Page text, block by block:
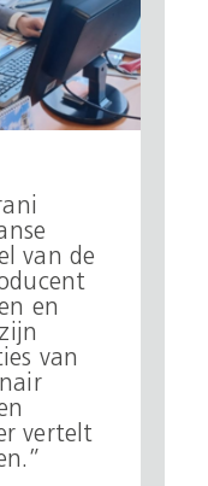
van de
en
van
vertelt